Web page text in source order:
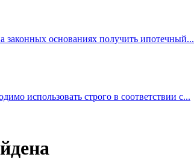
законных основаниях получить ипотечный...
использовать строго в соответствии с...